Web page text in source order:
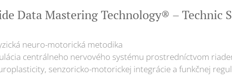
Data Mastering Technology® – Technic
neuro-motorická metodika
centrálneho nervového systému prostredníctvom
senzoricko-motorickej integrácie a funkčnej